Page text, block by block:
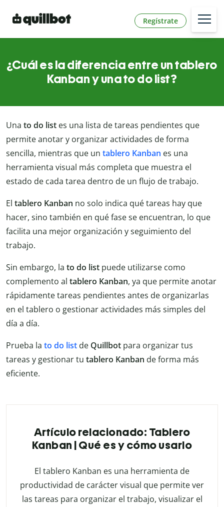
Regístrate
¿Cuál es la diferencia entre un tablero
Kanban y una to do list?
Una to do list es una lista de tareas pendientes que
permite anotar y organizar actividades de forma
sencilla, mientras que un tablero Kanban es una
herramienta visual más completa que muestra el
estado de cada tarea dentro de un flujo de trabajo.
El tablero Kanban no solo indica qué tareas hay que
hacer, sino también en qué fase se encuentran, lo que
facilita una mejor organización y seguimiento del
trabajo.
Sin embargo, la to do list puede utilizarse como
complemento al tablero Kanban, ya que permite anotar
rápidamente tareas pendientes antes de organizarlas
en el tablero o gestionar actividades más simples del
día a día.
Prueba la to do list de Quillbot para organizar tus
tareas y gestionar tu tablero Kanban de forma más
eficiente.
Artículo relacionado: Tablero
Kanban | Qué es y cómo usarlo
El tablero Kanban es una herramienta de
productividad de carácter visual que permite ver
las tareas para organizar el trabajo, visualizar el